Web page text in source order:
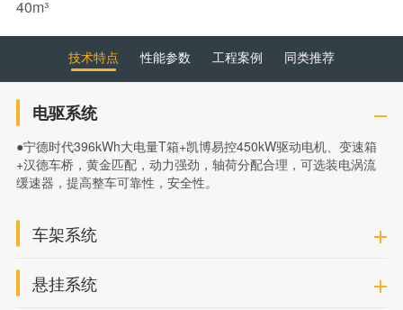
40m³
技术特点 性能参数 工程案例 同类推荐
电驱系统
●宁德时代396kWh大电量T箱+凯博易控450kW驱动电机、变速箱
+汉德车桥，黄金匹配，动力强劲，轴荷分配合理，可选装电涡流
缓速器，提高整车可靠性，安全性。
车架系统
悬挂系统